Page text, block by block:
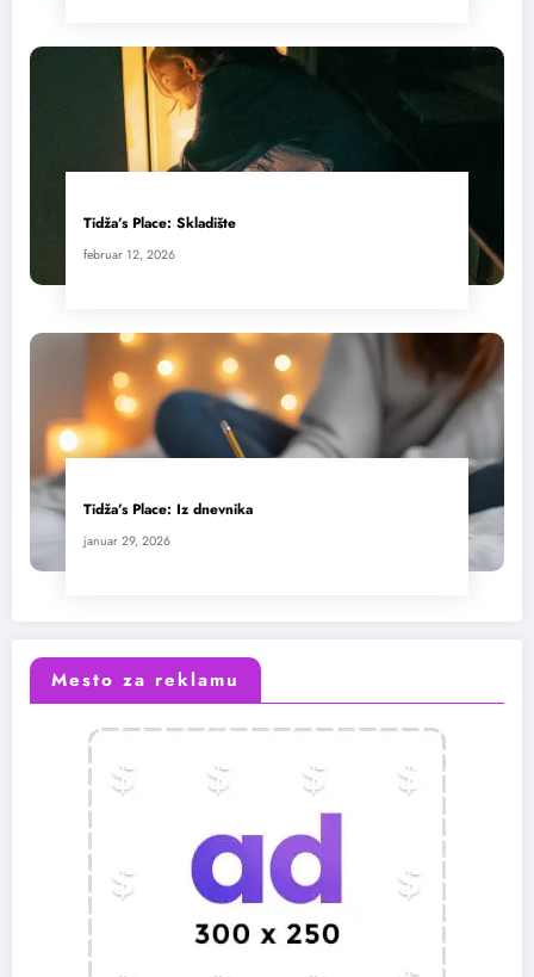
Tidža’s Place: Skladište
februar 12, 2026
Tidža’s Place: Iz dnevnika
januar 29, 2026
Mesto za reklamu